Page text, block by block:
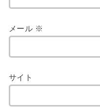
メール ※
サイト